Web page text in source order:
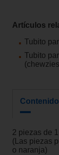
Artículos
Tubito
Tubito
Contenido
2 piezas de
(Las piezas
o naranja)